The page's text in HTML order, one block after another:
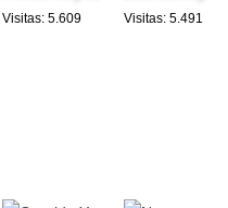
Visitas: 5.609 Visitas: 5.491